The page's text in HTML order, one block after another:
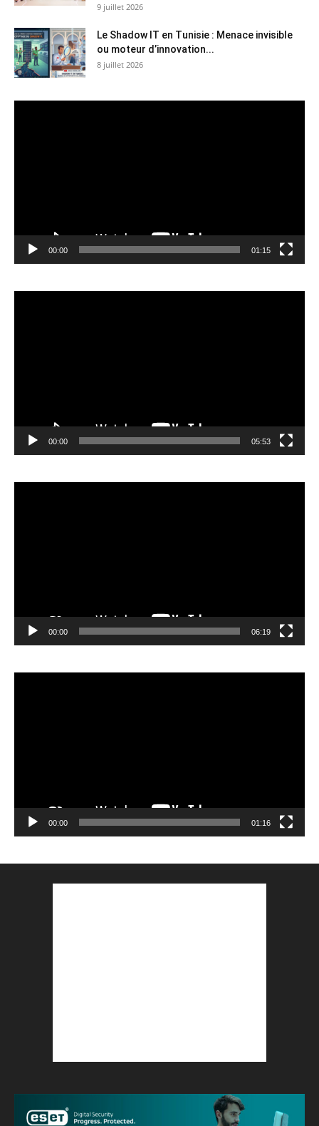
9 juillet 2026
Le Shadow IT en Tunisie : Menace invisible
ou moteur d’innovation...
8 juillet 2026
00:00 01:15
00:00 05:53
00:00 06:19
00:00 01:16